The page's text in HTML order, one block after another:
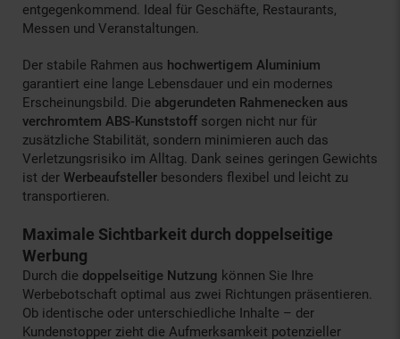
entgegenkommend. Ideal für Geschäfte, Restaurants,
Messen und Veranstaltungen.
Der stabile Rahmen aus hochwertigem Aluminium
garantiert eine lange Lebensdauer und ein modernes
Erscheinungsbild. Die abgerundeten Rahmenecken aus
verchromtem ABS-Kunststoff sorgen nicht nur für
zusätzliche Stabilität, sondern minimieren auch das
Verletzungsrisiko im Alltag. Dank seines geringen Gewichts
ist der Werbeaufsteller besonders flexibel und leicht zu
transportieren.
Maximale Sichtbarkeit durch doppelseitige
Werbung
Durch die doppelseitige Nutzung können Sie Ihre
Werbebotschaft optimal aus zwei Richtungen präsentieren.
Ob identische oder unterschiedliche Inhalte – der
Kundenstopper zieht die Aufmerksamkeit potenzieller